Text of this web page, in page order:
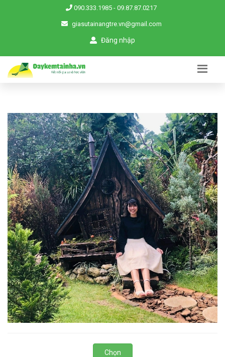
090.333.1985 - 09.87.87.0217
giasutainangtre.vn@gmail.com
Đăng nhập
Chọn